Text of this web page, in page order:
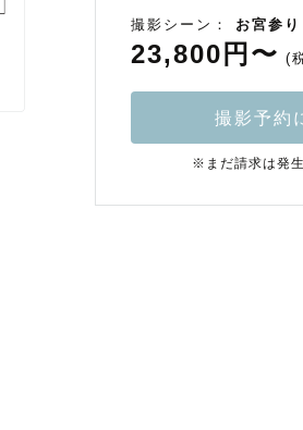
撮影シーン： お宮参り
23,800円〜 (
撮影予約
※まだ請求は発生